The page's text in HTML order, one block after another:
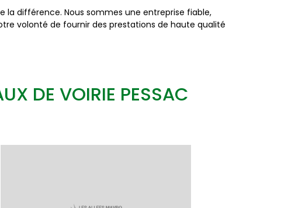
la différence. Nous sommes une entreprise fiable,
volonté de fournir des prestations de haute qualité
DE VOIRIE PESSAC